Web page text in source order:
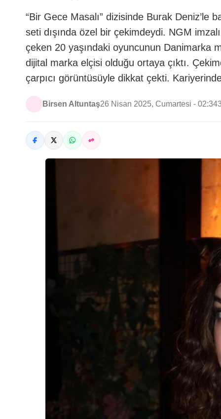
“Bir Gece Masalı” dizisinde Burak Deniz’le
seti dışında özel bir çekimdeydi. NGM
çeken 20 yaşındaki oyuncunun Danimarka
dijital marka elçisi olduğu ortaya çıktı.
çarpıcı görüntüsüyle dikkat çekti.
Birsen Altuntaş26 Nisan 2025, Cumartesi - 02:34